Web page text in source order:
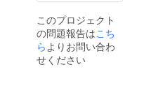
このプロジェクト
の問題報告はこち
ら よりお問い合わ
せください